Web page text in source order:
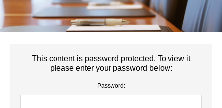
This content is password protected. To view it
please enter your password below:
Password: